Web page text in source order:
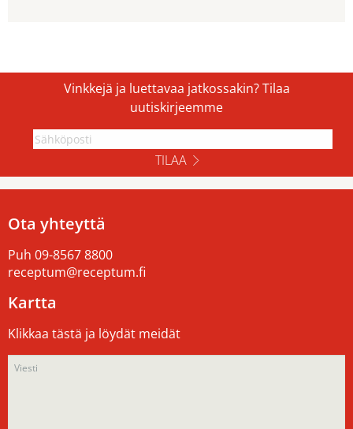
Vinkkejä ja luettavaa jatkossakin? Tilaa
uutiskirjeemme
TILAA
Ota yhteyttä
Puh 09-8567 8800
receptum@receptum.fi
Kartta
Klikkaa tästä ja löydät meidät